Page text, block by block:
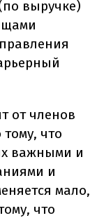
выручке)
от членов
что
важными и
и
мало,
что